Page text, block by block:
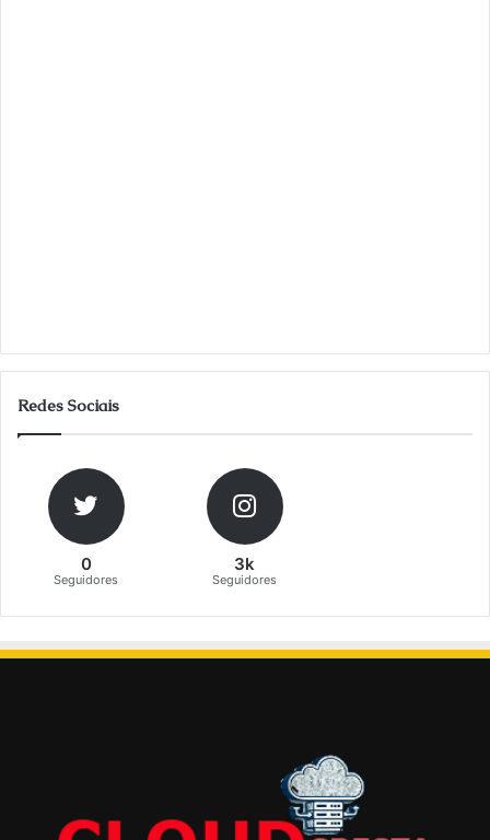
Redes Sociais
0
Seguidores
3k
Seguidores